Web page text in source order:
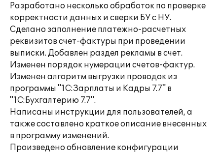
Разработано несколько обработок по проверке
корректности данных и сверки БУ с НУ.
Сделано заполнение платежно-расчетных
реквизитов счет-фактуры при проведении
выписки. Добавлен раздел рекламы в счет.
Изменен порядок нумерации счетов-фактур.
Изменен алгоритм выгрузки проводок из
программы "1С:Зарплаты и Кадры 7.7" в
"1С:Бухгалтерию 7.7".
Написаны инструкции для пользователей, а
также составлено краткое описание внесенных
в программу изменений.
Произведено обновление конфигурации